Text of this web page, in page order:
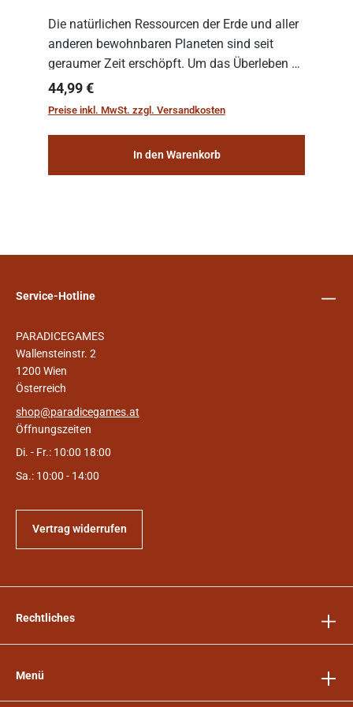
Die natürlichen Ressourcen der Erde und aller
anderen bewohnbaren Planeten sind seit
geraumer Zeit erschöpft. Um das Überleben zu
sichern, wurden die sogenannten
„Weltenschiffe“ gebaut. Auf diesen
Regulärer Preis:
44,99 €
Preise inkl. MwSt. zzgl. Versandkosten
In den Warenkorb
Service-Hotline
PARADICEGAMES
Wallensteinstr. 2
1200 Wien
Österreich
shop@paradicegames.at
Öffnungszeiten
Di. - Fr.: 10:00 18:00
Sa.: 10:00 - 14:00
Vertrag widerrufen
Rechtliches
Menü